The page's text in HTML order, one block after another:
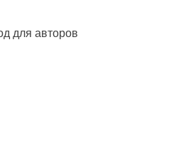
для авторов